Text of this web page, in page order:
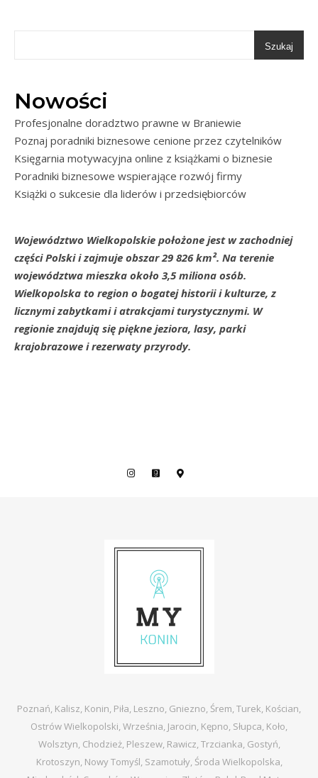
Szukaj
Nowości
Profesjonalne doradztwo prawne w Braniewie
Poznaj poradniki biznesowe cenione przez czytelników
Księgarnia motywacyjna online z książkami o biznesie
Poradniki biznesowe wspierające rozwój firmy
Książki o sukcesie dla liderów i przedsiębiorców
Województwo Wielkopolskie położone jest w zachodniej
części Polski i zajmuje obszar 29 826 km². Na terenie
województwa mieszka około 3,5 miliona osób.
Wielkopolska to region o bogatej historii i kulturze, z
licznymi zabytkami i atrakcjami turystycznymi. W
regionie znajdują się piękne jeziora, lasy, parki
krajobrazowe i rezerwaty przyrody.
Poznań, Kalisz, Konin, Piła, Leszno, Gniezno, Śrem, Turek, Kościan,
Ostrów Wielkopolski, Września, Jarocin, Kępno, Słupca, Koło,
Wolsztyn, Chodzież, Pleszew, Rawicz, Trzcianka, Gostyń,
Krotoszyn, Nowy Tomyśl, Szamotuły, Środa Wielkopolska,